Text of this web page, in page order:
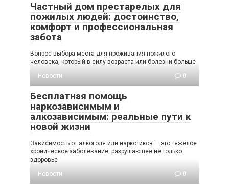
Частный дом престарелых для
пожилых людей: достоинство,
комфорт и профессиональная
забота
Вопрос выбора места для проживания пожилого
человека, который в силу возраста или болезни больше
Новости
0
Бесплатная помощь
наркозависимым и
алкозависимым: реальные пути к
новой жизни
Зависимость от алкоголя или наркотиков — это тяжёлое
хроническое заболевание, разрушающее не только
здоровье
Новости
0